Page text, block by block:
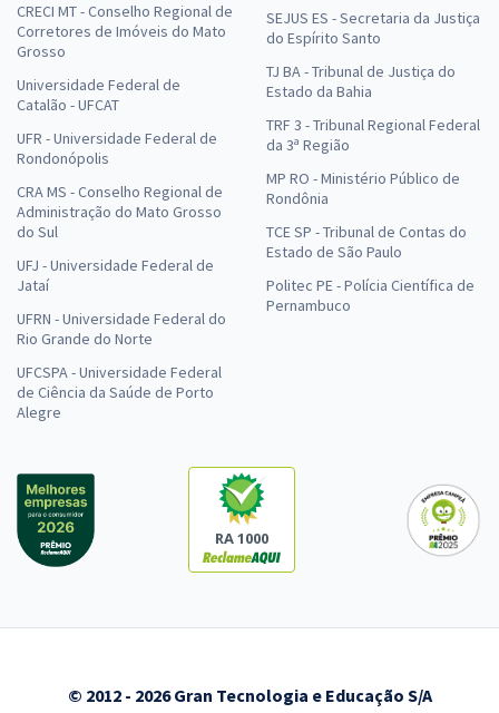
CRECI MT - Conselho Regional de
Corretores de Imóveis do Mato
Grosso
Universidade Federal de
Catalão - UFCAT
UFR - Universidade Federal de
Rondonópolis
CRA MS - Conselho Regional de
Administração do Mato Grosso
do Sul
UFJ - Universidade Federal de
Jataí
UFRN - Universidade Federal do
Rio Grande do Norte
UFCSPA - Universidade Federal
de Ciência da Saúde de Porto
Alegre
SEJUS ES - Secretaria da Justiça
do Espírito Santo
TJ BA - Tribunal de Justiça do
Estado da Bahia
TRF 3 - Tribunal Regional Federal
da 3ª Região
MP RO - Ministério Público de
Rondônia
TCE SP - Tribunal de Contas do
Estado de São Paulo
Politec PE - Polícia Científica de
Pernambuco
RA 1000
© 2012 - 2026 Gran Tecnologia e Educação S/A